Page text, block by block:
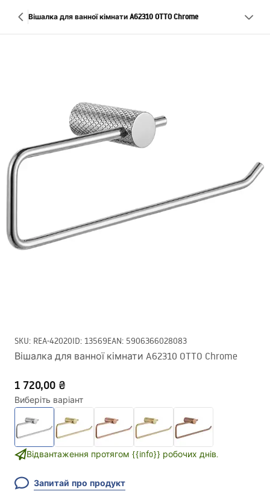
Вішалка для ванної кімнати A62310 OTTO Chrome
SKU: REA-42020ID: 13569EAN: 5906366028083
Вішалка для ванної кімнати A62310 OTTO Chrome
1 720,00 ₴
Виберіть варіант
Відвантаження протягом {{info}} робочих днів.
Запитай про продукт